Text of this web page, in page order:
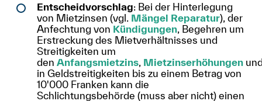
Entscheidvorschlag: Bei der Hinterlegung
von Mietzinsen (vgl. Mängel Reparatur), der
Anfechtung von Kündigungen , Begehren um
Erstreckung des Mietverhältnisses und
Streitigkeiten um
den Anfangsmietzins Mietzinserhöhungen
in Geldstreitigkeiten bis zu einem Betrag von
10'000 Franken kann die
Schlichtungsbehörde (muss aber nicht) einen